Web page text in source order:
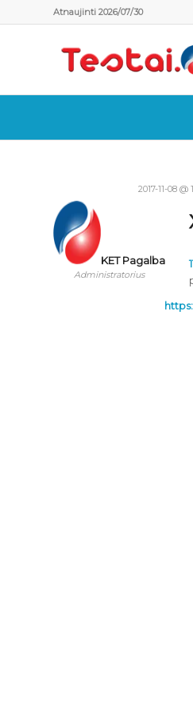
Atnaujinti 2026/07/30
2017-11-08 @
KET Pagalba
Administratorius